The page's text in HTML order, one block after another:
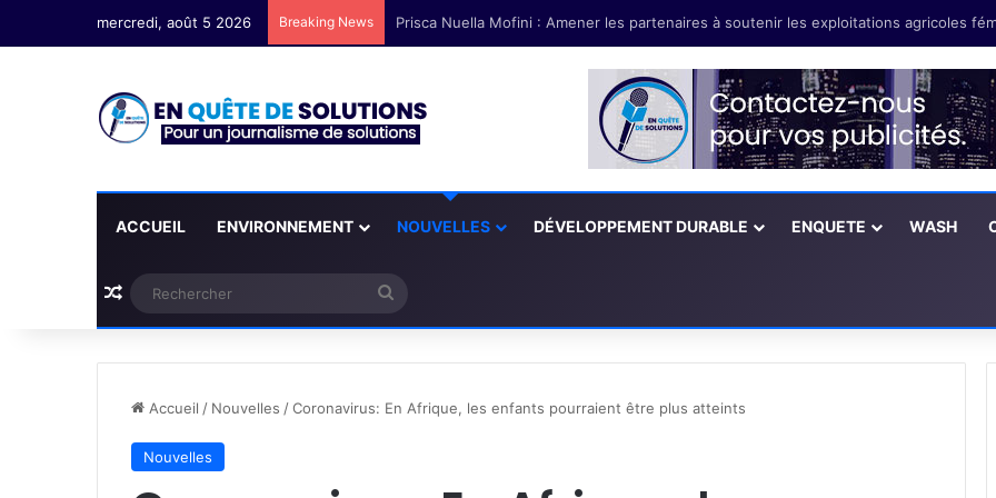
mercredi, août 5 2026 Breaking News
ACCUEIL ENVIRONNEMENT NOUVELLES DÉVELOPPEMENT DURABLE ENQUETE WASH
Plus d'articles
Accueil / Nouvelles /Coronavirus: En Afrique, les enfants pourraient être plus atteints
Nouvelles